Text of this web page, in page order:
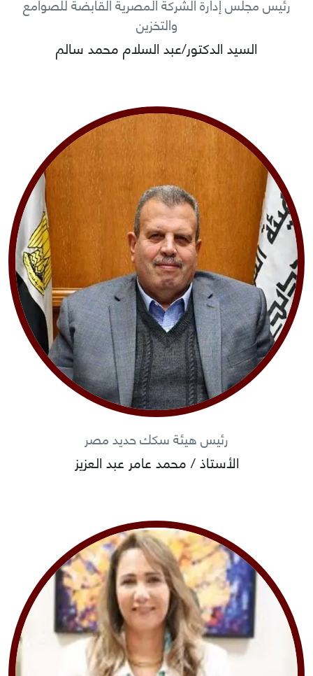
والتخزين
السيد الدكتور/عبد السلام محمد سالم
رئيس هيئة سكك حديد مصر
الأستاذ / محمد عامر عبد العزيز